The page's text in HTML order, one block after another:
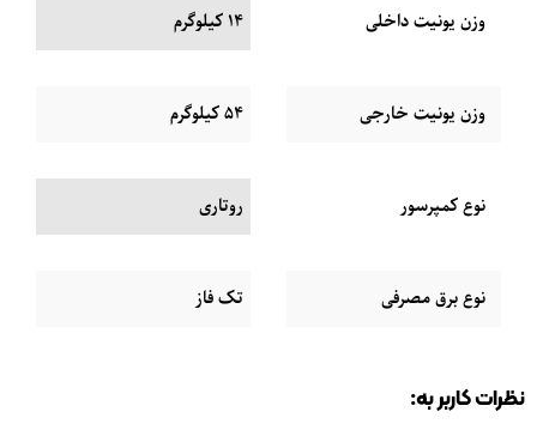
وزن یونیت داخلی 14 کیلوگرم
وزن یونیت خارجی 54 کیلوگرم
نوع کمپرسور روتاری
نوع برق مصرفی تک فاز
نظرات کاربر به: